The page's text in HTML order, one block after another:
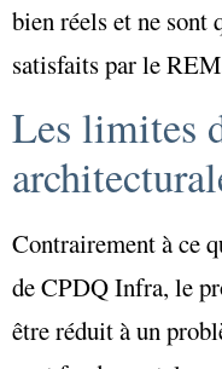
bien réels et ne sont
satisfaits par le
Les limites
Contrairement à ce
de CPDQ Infra, le
être réduit à un